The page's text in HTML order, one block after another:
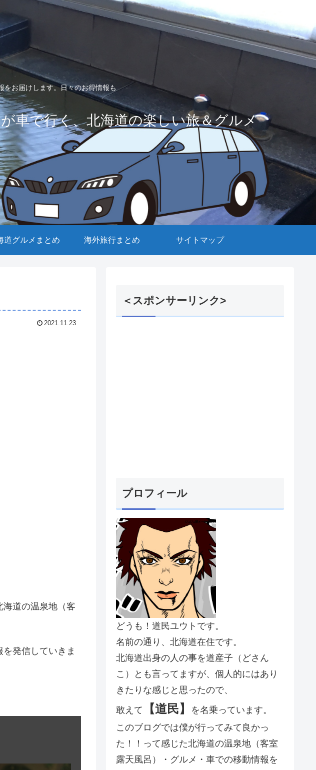
をお届けします。日々のお得情報も
車で行く、北海道の楽しい旅＆グルメ
道グルメまとめ 海外旅行まとめ サイトマップ
2021.11.23
海道の温泉地（客
発信していきま
＜スポンサーリンク>
プロフィール
どうも！道民ユウトです。
名前の通り、北海道在住です。
北海道出身の人の事を道産子（どさん
こ）とも言ってますが、個人的にはあり
きたりな感じと思ったので、
敢えて
【道民】
を名乗っています。
このブログでは僕が行ってみて良かっ
た！！って感じた北海道の温泉地（客室
露天風呂）・グルメ・車での移動情報を